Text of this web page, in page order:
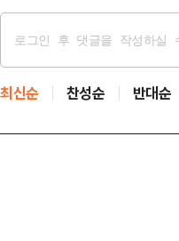
최신순 찬성순 반대순